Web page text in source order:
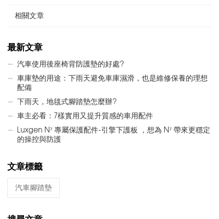
相關文章
最新文章
汽車使用後座椅背防護墊的好處?
車庫墊的用途：下雨天避免車庫濕滑，也是維修保養的理想
配備
下雨天，地毯式腳踏墊怎麼辦?
車主必看：7樣實用又提升質感的車用配件
Luxgen N⁷ 專屬保護配件-引擎下護板 ，想為 N⁷ 帶來更穩定
的操控與防護
文章標籤
汽車腳踏墊